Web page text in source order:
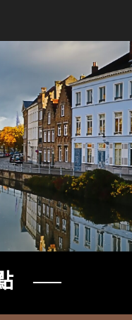
──